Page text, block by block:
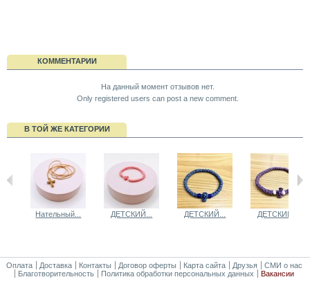
КОММЕНТАРИИ
На данный момент отзывов нет.
Only registered users can post a new comment.
В ТОЙ ЖЕ КАТЕГОРИИ
Нательный... ДЕТСКИЙ... ДЕТСКИЙ... ДЕТСКИЙ...
Оплата Доставка Контакты Договор оферты Карта сайта Друзья
СМИ о нас
Благотворительность
Политика обработки персональных данных Вакансии